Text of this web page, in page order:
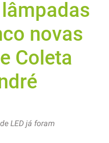
novas
Coleta
LED já foram